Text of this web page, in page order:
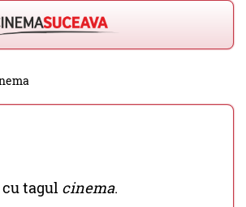
tagul cinema.